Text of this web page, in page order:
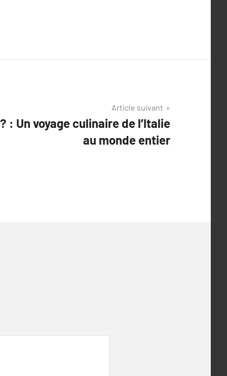
Article suivant
: Un voyage culinaire de l’Italie
au monde entier